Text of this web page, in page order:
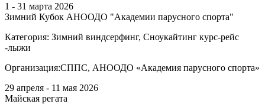
1 - 31 марта 2026
Зимний Кубок АНООДО "Академии парусного спорта"
Категория: Зимний виндсерфинг, Сноукайтинг курс-рейс
-лыжи
Организация:СППС, АНООДО «Академия парусного спорта»
29 апреля - 11 мая 2026
Майская регата